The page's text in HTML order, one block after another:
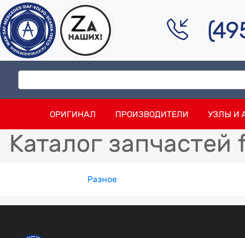
ОРИГИНАЛ ПРОИЗВОДИТЕЛИ УЗЛЫ И
Каталог запчастей
Разное